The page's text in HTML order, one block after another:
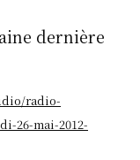
dernière
radio-
26-mai-2012-